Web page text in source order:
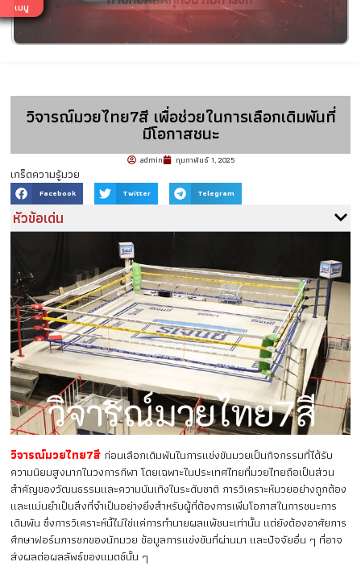
เมนู
วิจารณ์มวยไทย7สี เพื่อช่วยในการเลือกเดิมพันที่
มีโอกาสชนะ
admin กุมภาพันธ์ 1, 2025
เกร็ดความรู้มวย
Facebook Twitter Telegram
หัวข้อเด่น
วิจารณ์มวยไทย7สี ก่อนเลือกเดิมพันในการแข่งขันมวยเป็นกิจกรรมที่ได้รับ
ความนิยมสูงมากในวงการกีฬา โดยเฉพาะในประเทศไทยที่มวยไทยถือเป็นส่วน
สำคัญของวัฒนธรรมและความบันเทิงในระดับชาติ การวิเคราะห์มวยอย่างถูกต้อง
และแม่นยำเป็นสิ่งที่จำเป็นอย่างยิ่งสำหรับผู้ที่ต้องการเพิ่มโอกาสในการชนะการ
เดิมพัน ซึ่งการวิเคราะห์นี้ไม่ใช่แค่การทำนายผลแพ้ชนะเท่านั้น แต่ยังต้องอาศัยการ
ศึกษาฟอร์มการชกของนักมวย ข้อมูลการแข่งขันที่ผ่านมา และปัจจัยอื่น ๆ ที่อาจ
ส่งผลต่อผลลัพธ์ของแมตช์นั้น ๆ